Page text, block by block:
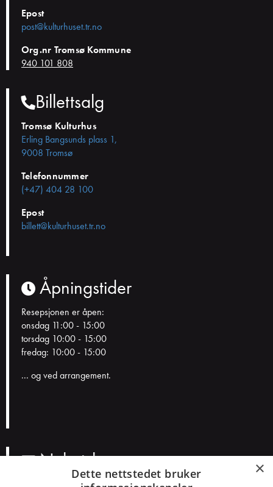
Epost
post@kulturhuset.tr.no
Org.nr Tromsø Kommune
940 101 808
Billettsalg
Tromsø Kulturhus
Erling Bangsunds plass 1,
9008 Tromsø
Telefonnummer
(+47) 404 28 100
Epost
billett@kulturhuset.tr.no
Åpningstider
Resepsjonen er åpen:
onsdag 11:00 - 15:00
torsdag 10:00 - 15:00
fredag: 10:00 - 15:00
... og ved arrangement.
Nyhetsbrev ×
Dette nettstedet bruker